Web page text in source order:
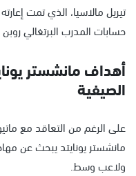
تيريل مالاسيا، الذي تمت
حسابات المدرب البرتغالي
أهداف مانشستر
الصيفية
على الرغم من التعاقد مع
مانشستر يونايتد يبحث عن
ولاعب وسط.